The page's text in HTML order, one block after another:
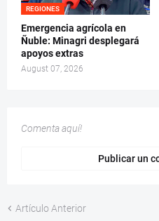
REGIONES
Emergencia agrícola en
Ñuble: Minagri desplegará
apoyos extras
August 07, 2026
Comenta aquí!
Publicar un
Artículo Anterior